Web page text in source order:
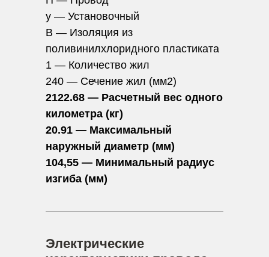
у — Установочный
В — Изоляция из
поливинилхлоридного пластиката
1 — Количество жил
240 — Сечение жил (мм2)
2122.68 — Расчетный вес одного
километра (кг)
20.91 — Максимальный
наружный диаметр (мм)
104,55 — Минимальный радиус
изгиба (мм)
Электрические